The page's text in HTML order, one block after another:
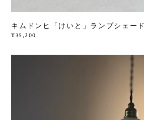
キムドンヒ「けいと」ランプシェード
¥35,200